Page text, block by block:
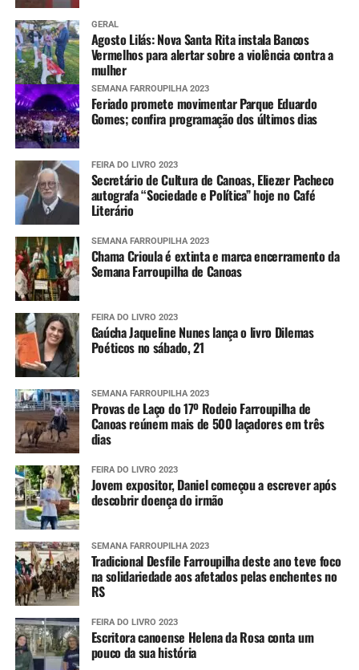
GERAL
Agosto Lilás: Nova Santa Rita instala Bancos
Vermelhos para alertar sobre a violência contra a
mulher
SEMANA FARROUPILHA 2023
Feriado promete movimentar Parque Eduardo
Gomes; confira programação dos últimos dias
FEIRA DO LIVRO 2023
Secretário de Cultura de Canoas, Eliezer Pacheco
autografa “Sociedade e Política” hoje no Café
Literário
SEMANA FARROUPILHA 2023
Chama Crioula é extinta e marca encerramento da
Semana Farroupilha de Canoas
FEIRA DO LIVRO 2023
Gaúcha Jaqueline Nunes lança o livro Dilemas
Poéticos no sábado, 21
SEMANA FARROUPILHA 2023
Provas de Laço do 17º Rodeio Farroupilha de
Canoas reúnem mais de 500 laçadores em três
dias
FEIRA DO LIVRO 2023
Jovem expositor, Daniel começou a escrever após
descobrir doença do irmão
SEMANA FARROUPILHA 2023
Tradicional Desfile Farroupilha deste ano teve foco
na solidariedade aos afetados pelas enchentes no
RS
FEIRA DO LIVRO 2023
Escritora canoense Helena da Rosa conta um
pouco da sua história